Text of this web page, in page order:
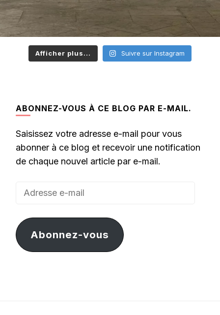
Afficher plus... Suivre sur Instagram
ABONNEZ-VOUS À CE BLOG PAR E-MAIL.
Saisissez votre adresse e-mail pour vous
abonner à ce blog et recevoir une notification
de chaque nouvel article par e-mail.
Adresse
mail
Abonnez-vous